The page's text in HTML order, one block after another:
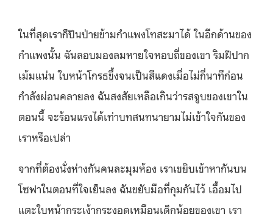
ในที่สุดเราก็ปีนป่ายข้ามกำแพงโทสะมาได้ ในอีกด้านของ
กำแพงนั้น ฉันลอบมองลมหายใจหอบถี่ของเขา ริมฝีปาก
เม้มแน่น ใบหน้าโกรธขึ้งจนเป็นสีแดงเมื่อไม่กี่นาทีก่อน
กำลังผ่อนคลายลง ฉันสงสัยเหลือเกินว่ารสจูบของเขาใน
ตอนนี้ จะร้อนแรงได้เท่าบทสนทนายามไม่เข้าใจกันของ
เราหรือเปล่า
จากที่ต้องนั่งห่างกันคนละมุมห้อง เราเขยิบเข้าหากันบน
โซฟาในตอนที่ใจเย็นลง ฉันขยับมือที่กุมกันไว้ เอื้อมไป
แตะใบหน้ากระเง้ากระงอดเหมือนเด็กน้อยของเขา เรา